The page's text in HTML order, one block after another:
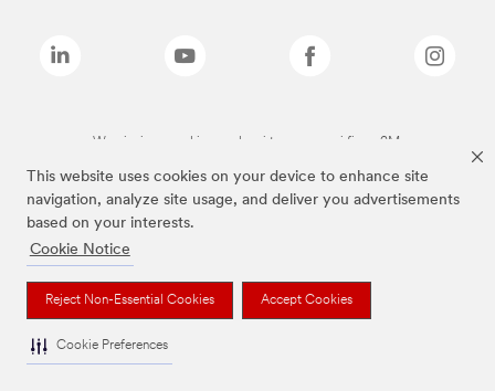
This website uses cookies on your device to enhance site
navigation, analyze site usage, and deliver you advertisements
based on your interests.
Cookie Notice
Reject Non-Essential Cookies Accept Cookies
Cookie Preferences
Wymienione marki są znakami towarowymi firmy 3M.